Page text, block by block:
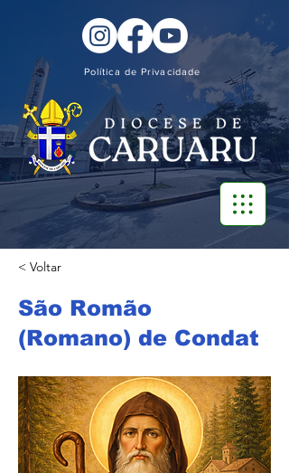
Política de Privacidade
< Voltar
São Romão
(Romano) de Condat